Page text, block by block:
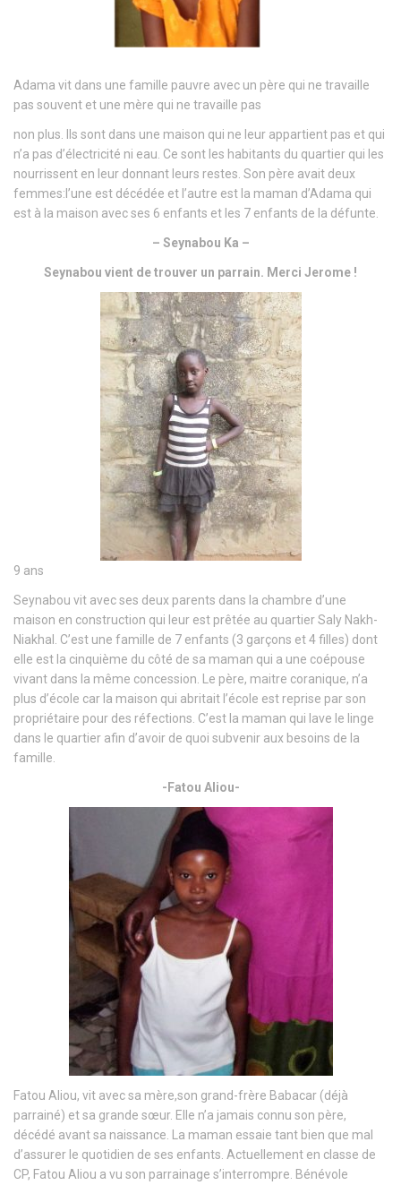
Adama vit dans une famille pauvre avec un père qui ne travaille
pas souvent et une mère qui ne travaille pas
non plus. Ils sont dans une maison qui ne leur appartient pas et qui
n’a pas d’électricité ni eau. Ce sont les habitants du quartier qui les
nourrissent en leur donnant leurs restes. Son père avait deux
femmes:l’une est décédée et l’autre est la maman d’Adama qui
est à la maison avec ses 6 enfants et les 7 enfants de la défunte.
– Seynabou Ka –
Seynabou vient de trouver un parrain. Merci Jerome !
9 ans
Seynabou vit avec ses deux parents dans la chambre d’une
maison en construction qui leur est prêtée au quartier Saly Nakh-
Niakhal. C’est une famille de 7 enfants (3 garçons et 4 filles) dont
elle est la cinquième du côté de sa maman qui a une coépouse
vivant dans la même concession. Le père, maitre coranique, n’a
plus d’école car la maison qui abritait l’école est reprise par son
propriétaire pour des réfections. C’est la maman qui lave le linge
dans le quartier afin d’avoir de quoi subvenir aux besoins de la
famille.
-Fatou Aliou-
Fatou Aliou, vit avec sa mère,son grand-frère Babacar (déjà
parrainé) et sa grande sœur. Elle n’a jamais connu son père,
décédé avant sa naissance. La maman essaie tant bien que mal
d’assurer le quotidien de ses enfants. Actuellement en classe de
CP, Fatou Aliou a vu son parrainage s’interrompre. Bénévole